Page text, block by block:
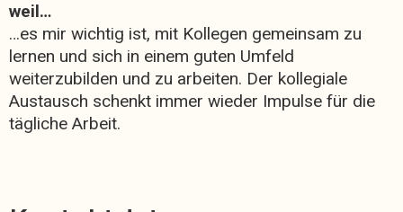
weil…
…es mir wichtig ist, mit Kollegen gemeinsam zu
lernen und sich in einem guten Umfeld
weiterzubilden und zu arbeiten. Der kollegiale
Austausch schenkt immer wieder Impulse für die
tägliche Arbeit.